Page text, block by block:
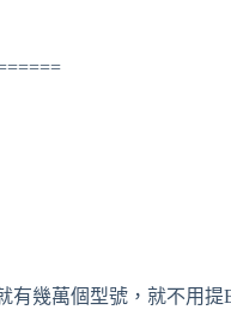
有幾萬個型號，就不用提